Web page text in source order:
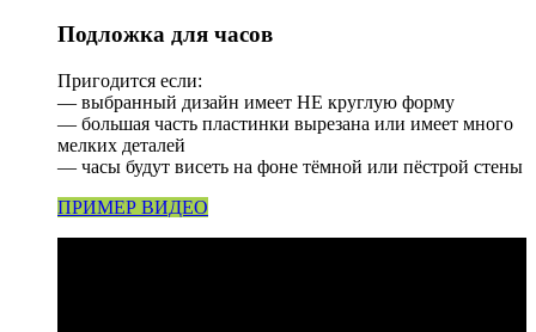
Подложка для часов
Пригодится если:
— выбранный дизайн имеет НЕ круглую форму
— большая часть пластинки вырезана или имеет много
мелких деталей
— часы будут висеть на фоне тёмной или пёстрой стены
ПРИМЕР ВИДЕО